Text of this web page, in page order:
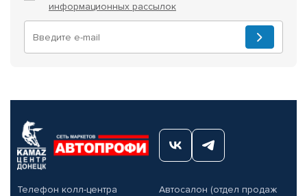
информационных рассылок
Телефон колл-центра
Автосалон (отдел продаж